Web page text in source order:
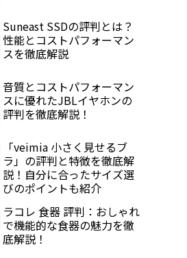
Suneast SSDの評判とは？
性能とコストパフォーマン
スを徹底解説
音質とコストパフォーマン
スに優れたJBLイヤホンの
評判を徹底解説！
「veimia 小さく見せるブ
ラ」の評判と特徴を徹底解
説！自分に合ったサイズ選
びのポイントも紹介
ラコレ 食器 評判：おしゃれ
で機能的な食器の魅力を徹
底解説！